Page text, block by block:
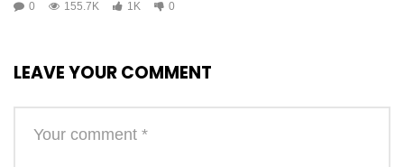
0 155.7K 1K 0
LEAVE YOUR COMMENT